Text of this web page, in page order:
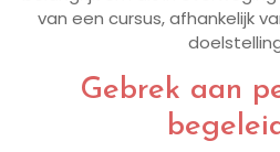
van een cursus, afhankelijk
Gebrek aan